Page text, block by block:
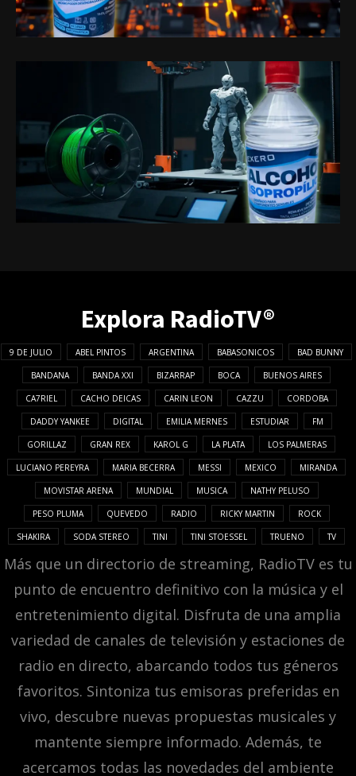
Explora RadioTV®
9 DE JULIO ABEL PINTOS ARGENTINA BABASONICOS BAD BUNNY
BANDANA BANDA XXI BIZARRAP BOCA BUENOS AIRES
CA7RIEL CACHO DEICAS CARIN LEON CAZZU CORDOBA
DADDY YANKEE DIGITAL EMILIA MERNES ESTUDIAR FM
GORILLAZ GRAN REX KAROL G LA PLATA LOS PALMERAS
LUCIANO PEREYRA MARIA BECERRA MESSI MEXICO MIRANDA
MOVISTAR ARENA MUNDIAL MUSICA NATHY PELUSO
PESO PLUMA QUEVEDO RADIO RICKY MARTIN ROCK
SHAKIRA SODA STEREO TINI TINI STOESSEL TRUENO TV
Más que un directorio de streaming, RadioTV es tu
punto de encuentro definitivo con la música y el
entretenimiento digital. Disfruta de una amplia
variedad de canales de televisión y estaciones de
radio en directo, abarcando todos tus géneros
favoritos. Sintoniza tus emisoras preferidas en
vivo, descubre nuevas propuestas musicales y
mantente siempre informado. Además, te
acercamos todas las novedades del ambiente